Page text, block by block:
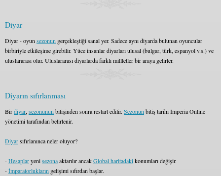
Diyar
Diyar - oyun sezonun gerçekleştiği sanal yer. Sadece aynı diyarda bulunan oyuncular
birbiriyle etkileşime girebilir. Yüce insanlar diyarları ulusal (bulgar, türk, espanyol v.s.) ve
uluslararası olur. Uluslararası diyarlarda farklı millletler bir araya gelirler.
Diyarın sıfırlanması
Birdiyar, sezonunun bitişinden sonra restart edilir. Sezonun bitiş tarihi İmperia Online
yönetimi tarafından belirlenir.
Diyarsıfırlanınca neler oluyor?
-Hesaplaryenisezonaaktarılır ancakGlobal haritadakikonumları değişir.
-İmparatorlukların gelişimi sıfırdan başlar.